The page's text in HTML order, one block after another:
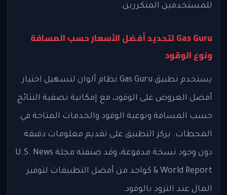
للمستخدمين المتكررين.
Gas Guru لتحديد أفضل الأسعار حسب المسافة
ونوع الوقود
يستخدم تطبيق Gas Guru نظام ألوان لتسهيل اختيار
أفضل العروض على الوقود، مع إمكانية تصفية النتائج
حسب المسافة ونوعية الوقود والخدمات المتاحة في
المحطات. يركز التطبيق على تقديم معلومات دقيقة
دون وجود نسخة مدفوعة، وقد صنفته مجلة U.S. News
& World Report كواحد من أفضل التطبيقات لتوفير
المال عند التزود بالوقود.